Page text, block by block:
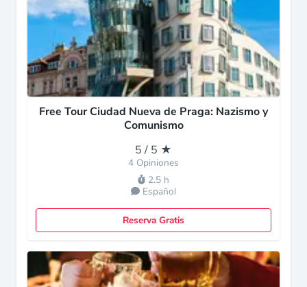
Free Tour Ciudad Nueva de Praga: Nazismo y
Comunismo
5 / 5 ★
4 Opiniones
2.5 h
Español
Reserva Gratis